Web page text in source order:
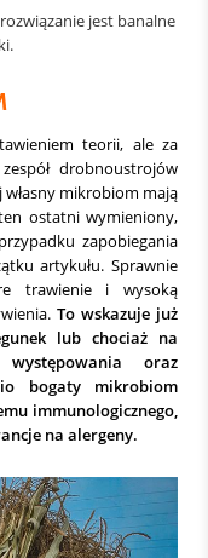
jest banalne
teorii, ale za
drobnoustrojów
własny mikrobiom mają
ostatni wymieniony,
zapobiegania
artykułu. Sprawnie
trawienie i wysoką
To wskazuje już
lub chociaż na
oraz
bogaty mikrobiom
immunologicznego,
na alergeny.